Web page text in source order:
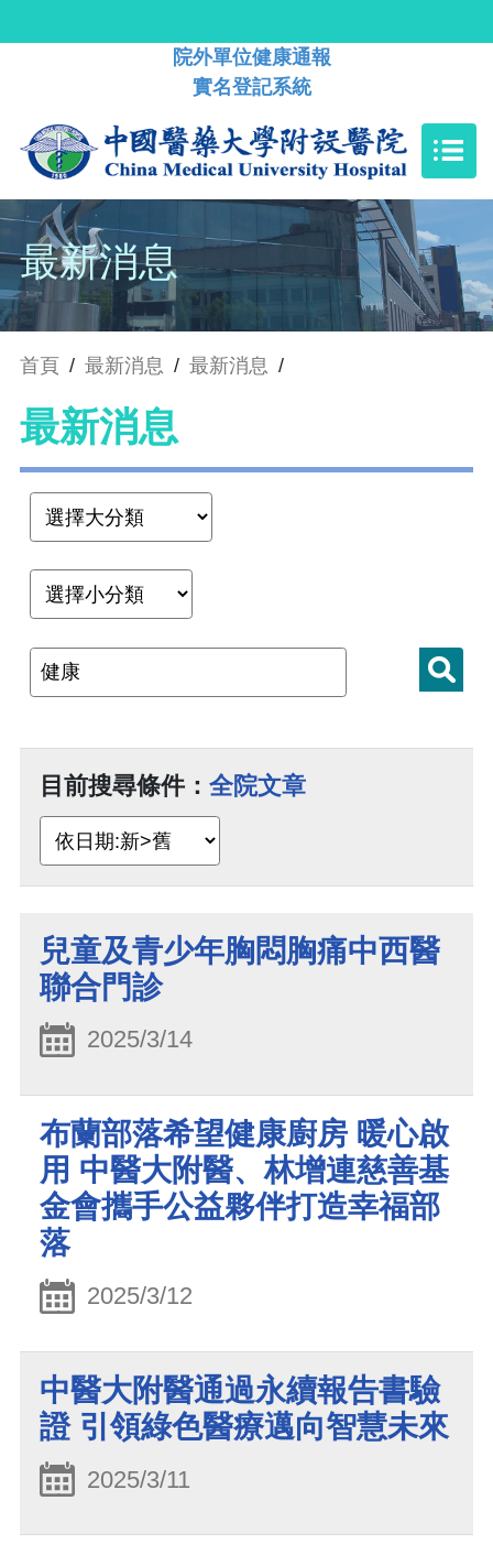
院外單位健康通報
實名登記系統
最新消息
首頁 / 最新消息 / 最新消息 /
最新消息
目前搜尋條件： 全院文章
兒童及青少年胸悶胸痛中西醫
聯合門診
2025/3/14
布蘭部落希望健康廚房 暖心啟
用 中醫大附醫、林增連慈善基
金會攜手公益夥伴打造幸福部
落
2025/3/12
中醫大附醫通過永續報告書驗
證 引領綠色醫療邁向智慧未來
2025/3/11